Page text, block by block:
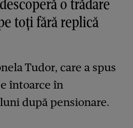
o trădare
toți fără replică